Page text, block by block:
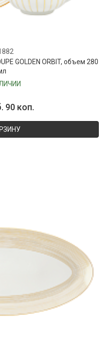
GOLDEN ORBIT, объем 280
90 коп.